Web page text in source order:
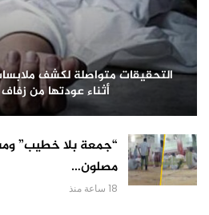
التحقيقات متواصلة لكشف
أثناء عودتها من
“جمعة بلا خطيب”
مصلون…
18 ساعة منذ